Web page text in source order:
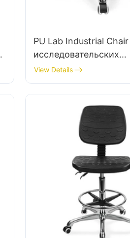
PU Lab Industrial
исследовательских
учреждений IC008
Buy Hewei
View Details